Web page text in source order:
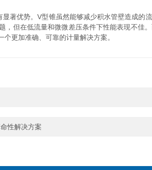
优势。V型锥虽然能够减少积水管壁造成的
，但在低流量和微微差压条件下性能表现不佳
更加准确、可靠的计量解决方案。
性解决方案